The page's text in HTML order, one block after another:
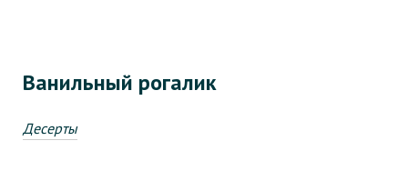
Ванильный рогалик
Десерты